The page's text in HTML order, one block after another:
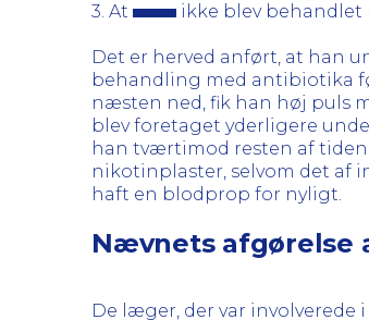
3. At ikke blev behandlet
Det er herved anført, at han
behandling med antibiotika
næsten ned, fik han høj puls
blev foretaget yderligere
han tværtimod resten af tiden
nikotinplaster, selvom det af
haft en blodprop for nyligt.
Nævnets afgørelse
De læger, der var involverede